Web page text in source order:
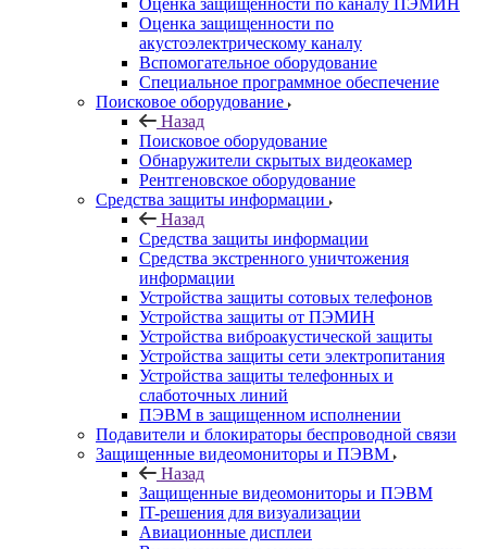
Оценка защищенности по каналу ПЭМИН
Оценка защищенности по
акустоэлектрическому каналу
Вспомогательное оборудование
Специальное программное обеспечение
Поисковое оборудование
Назад
Поисковое оборудование
Обнаружители скрытых видеокамер
Рентгеновское оборудование
Средства защиты информации
Назад
Средства защиты информации
Средства экстренного уничтожения
информации
Устройства защиты сотовых телефонов
Устройства защиты от ПЭМИН
Устройства виброакустической защиты
Устройства защиты сети электропитания
Устройства защиты телефонных и
слаботочных линий
ПЭВМ в защищенном исполнении
Подавители и блокираторы беспроводной связи
Защищенные видеомониторы и ПЭВМ
Назад
Защищенные видеомониторы и ПЭВМ
IT-решения для визуализации
Авиационные дисплеи